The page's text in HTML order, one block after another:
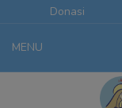
Donasi
MENU